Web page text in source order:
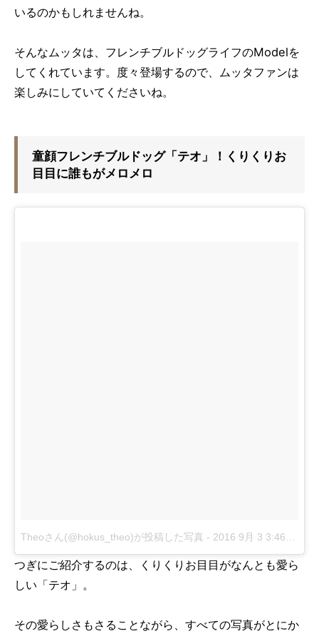
いるのかもしれませんね。
そんなムッタは、フレンチブルドッグライフのModelを
してくれています。度々登場するので、ムッタファンは
楽しみにしていてくださいね。
童顔フレンチブルドッグ「テオ」！くりくりお
目目に誰もがメロメロ
Theoさん(@hokus_theo)が投稿した写真 - 2016 9月 3 3:46午後 PDT
つぎにご紹介するのは、くりくりお目目がなんとも愛ら
しい「テオ」。
その愛らしさもさることながら、すべての写真がとにか